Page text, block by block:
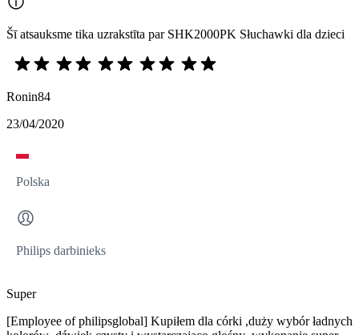
Šī atsauksme tika uzrakstīta par SHK2000PK Słuchawki dla dzieci
Ronin84
23/04/2020
Polska
Philips darbinieks
Super
[Employee of philipsglobal] Kupiłem dla córki ,duży wybór ładnych